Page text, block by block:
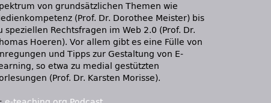
von grundsätzlichen Themen wie
(Prof. Dr. Dorothee Meister) bis
speziellen Rechtsfragen im Web 2.0 (Prof. Dr.
Hoeren). Vor allem gibt es eine Fülle von
und Tipps zur Gestaltung von E-
so etwa zu medial gestützten
(Prof. Dr. Karsten Morisse).